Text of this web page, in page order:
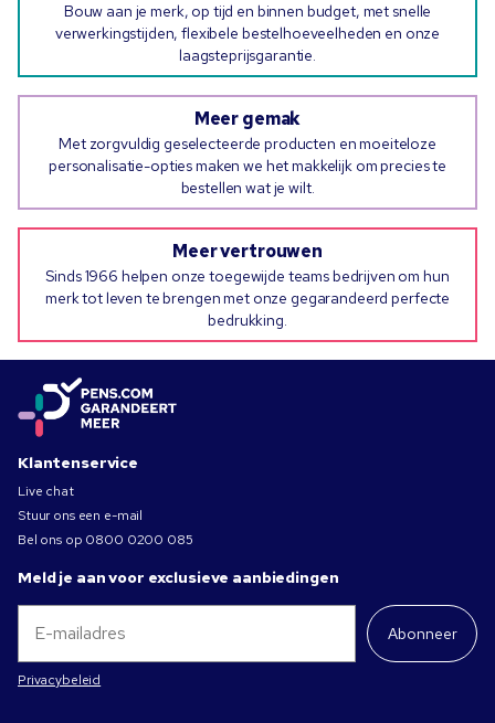
Bouw aan je merk, op tijd en binnen budget, met snelle
verwerkingstijden, flexibele bestelhoeveelheden en onze
laagsteprijsgarantie.
Meer gemak
Met zorgvuldig geselecteerde producten en moeiteloze
personalisatie-opties maken we het makkelijk om precies te
bestellen wat je wilt.
Meer vertrouwen
Sinds 1966 helpen onze toegewijde teams bedrijven om hun
merk tot leven te brengen met onze gegarandeerd perfecte
bedrukking.
Klantenservice
Live chat
Stuur ons een e-mail
Bel ons op 0800 0200 085
Meld je aan voor exclusieve aanbiedingen
Abonneer
Privacybeleid